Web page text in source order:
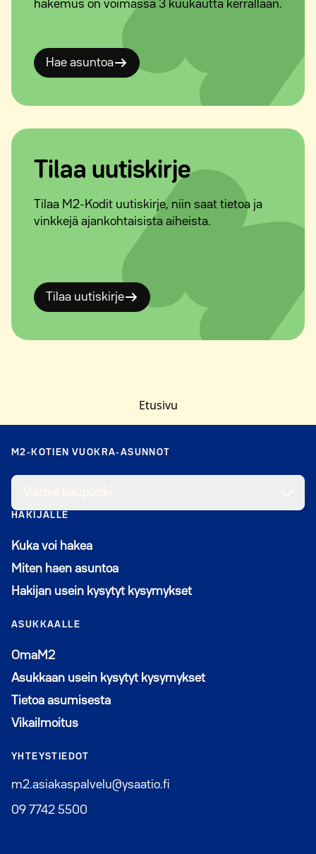
hakemus on voimassa 3 kuukautta kerrallaan.
Hae asuntoa
Tilaa uutiskirje
Tilaa M2-Kodit uutiskirje, niin saat tietoa ja
vinkkejä ajankohtaisista aiheista.
Tilaa uutiskirje
Etusivu
M2-KOTIEN VUOKRA-ASUNNOT
HAKIJALLE
Kuka voi hakea
Miten haen asuntoa
Hakijan usein kysytyt kysymykset
ASUKKAALLE
OmaM2Avautuu uuteen ikkunaan
Asukkaan usein kysytyt kysymykset
Tietoa asumisesta
Vikailmoitus
YHTEYSTIEDOT
m2.asiakaspalvelu@ysaatio.fi
09 7742 5500